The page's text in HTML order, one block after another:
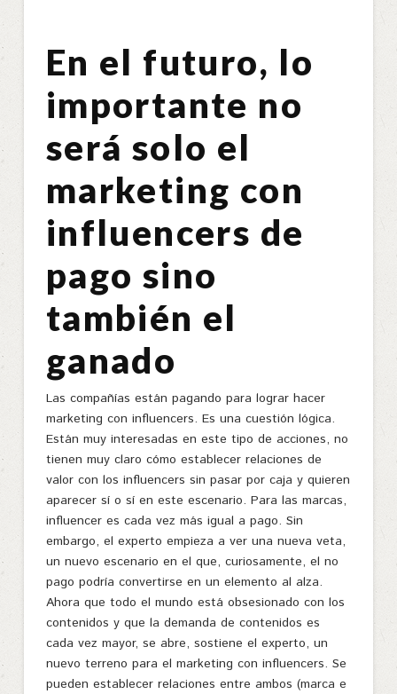
En el futuro, lo
importante no
será solo el
marketing con
influencers de
pago sino
también el
ganado
Las compañías están pagando para lograr hacer
marketing con influencers. Es una cuestión lógica.
Están muy interesadas en este tipo de acciones, no
tienen muy claro cómo establecer relaciones de
valor con los influencers sin pasar por caja y quieren
aparecer sí o sí en este escenario. Para las marcas,
influencer es cada vez más igual a pago. Sin
embargo, el experto empieza a ver una nueva veta,
un nuevo escenario en el que, curiosamente, el no
pago podría convertirse en un elemento al alza.
Ahora que todo el mundo está obsesionado con los
contenidos y que la demanda de contenidos es
cada vez mayor, se abre, sostiene el experto, un
nuevo terreno para el marketing con influencers. Se
pueden establecer relaciones entre ambos (marca e